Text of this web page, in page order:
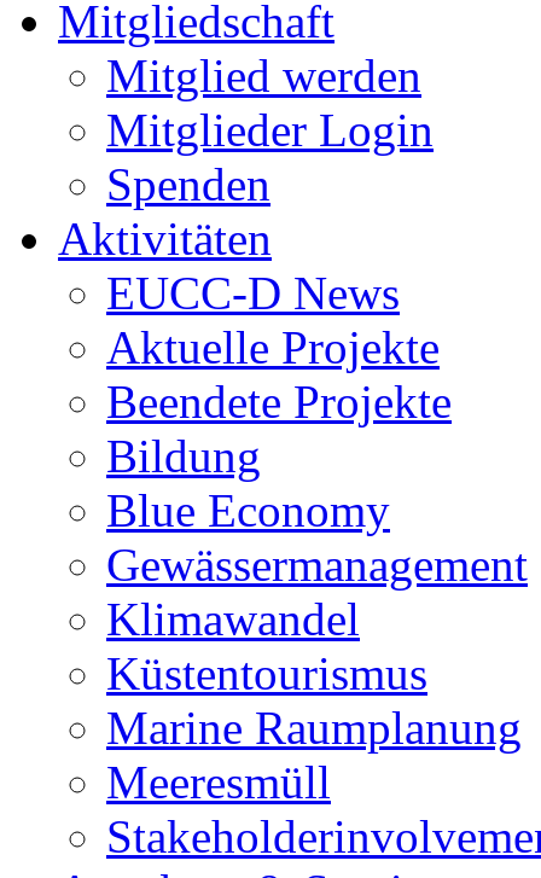
Mitgliedschaft
Mitglied werden
Mitglieder Login
Spenden
Aktivitäten
EUCC-D News
Aktuelle Projekte
Beendete Projekte
Bildung
Blue Economy
Gewässermanagement
Klimawandel
Küstentourismus
Marine Raumplanung
Meeresmüll